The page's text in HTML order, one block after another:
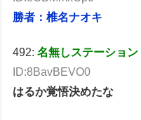
勝者：椎名ナオキ
492:名無しステーション
ID:8BavBEVO0
はるか覚悟決めたな